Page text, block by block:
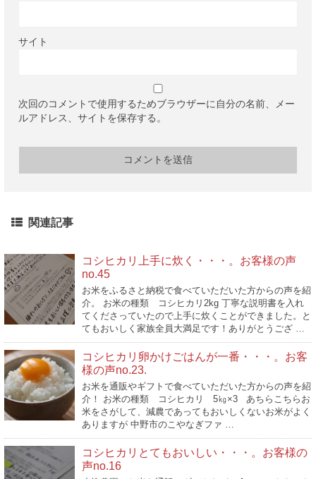
サイト
次回のコメントで使用するためブラウザーに自分の名前、メー
ルアドレス、サイトを保存する。
関連記事
コシヒカリ上手に炊く・・・。お客様の声
no.45
お米をふるさと納税で食べていただいた方からの声を紹
介。 お米の種類 コシヒカリ2kg 丁寧な説明書を入れ
てくださっていたので上手に炊くことができました。と
てもおいしく家族全員大満足です！ありがとうござ …
コシヒカリ卵かけごはんが一番・・・。お客
様の声no.23.
お米を通販やギフトで食べていただいた方からの声を紹
介！ お米の種類 コシヒカリ 5㎏×3 あちらこちらお
米をさがして、減農であってもおいしくないお米がよく
ありますが 中野市のこやなぎファ …
コシヒカリとてもおいしい・・・。お客様の
声no.16